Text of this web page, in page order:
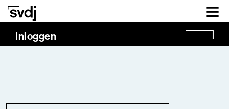
Naar hoofdinhoud
Inloggen